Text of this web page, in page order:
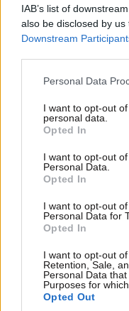
IAB’s list of
also be disclosed by
Downstream
Please note that this
not limited to your visit
grant or deny consent
use your data for
consent section.
Personal Data
I want to opt-out
personal data.
Opted In
I want to opt-out
Personal Data.
Opted In
I want to opt-out
Personal Data for
Opted In
I want to opt-out
Retention, Sale,
Personal Data
Purposes for
Opted Out
Σιγα μωρε το
Λιαγκα και ανοιξε
αλλη τσιμουδια δεν
Απαντήστε